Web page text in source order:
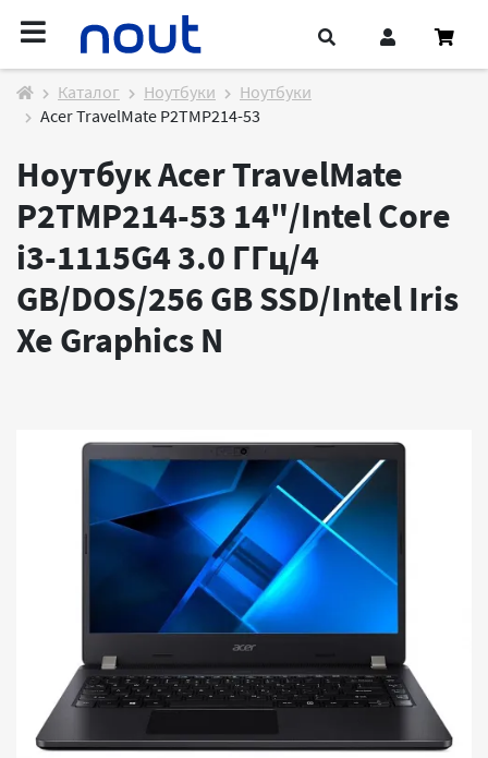
Каталог Ноутбуки
Ноутбуки
Acer TravelMate P2TMP214-53
Ноутбук Acer TravelMate
P2TMP214-53 14"/Intel Core
i3-1115G4 3.0 ГГц/4
GB/DOS/256 GB SSD/Intel Iris
Xe Graphics N